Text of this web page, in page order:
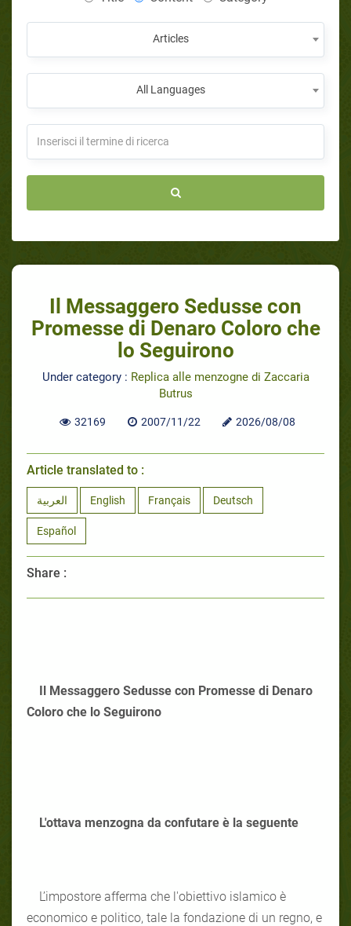
Articles
All Languages
Il Messaggero Sedusse con
Promesse di Denaro Coloro che
lo Seguirono
Under category : Replica alle menzogne di Zaccaria
Butrus
32169 2007/11/22 2026/08/08
Article translated to :
العربية English Français Deutsch
Español
Share :
Il Messaggero Sedusse con Promesse di Denaro
Coloro che lo Seguirono
L'ottava menzogna da confutare è la seguente
L’impostore afferma che l'obiettivo islamico è
economico e politico, tale la fondazione di un regno, e